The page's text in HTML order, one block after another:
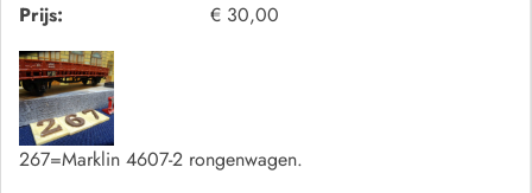
Prijs:
€ 30,00
267=Marklin 4607-2 rongenwagen.